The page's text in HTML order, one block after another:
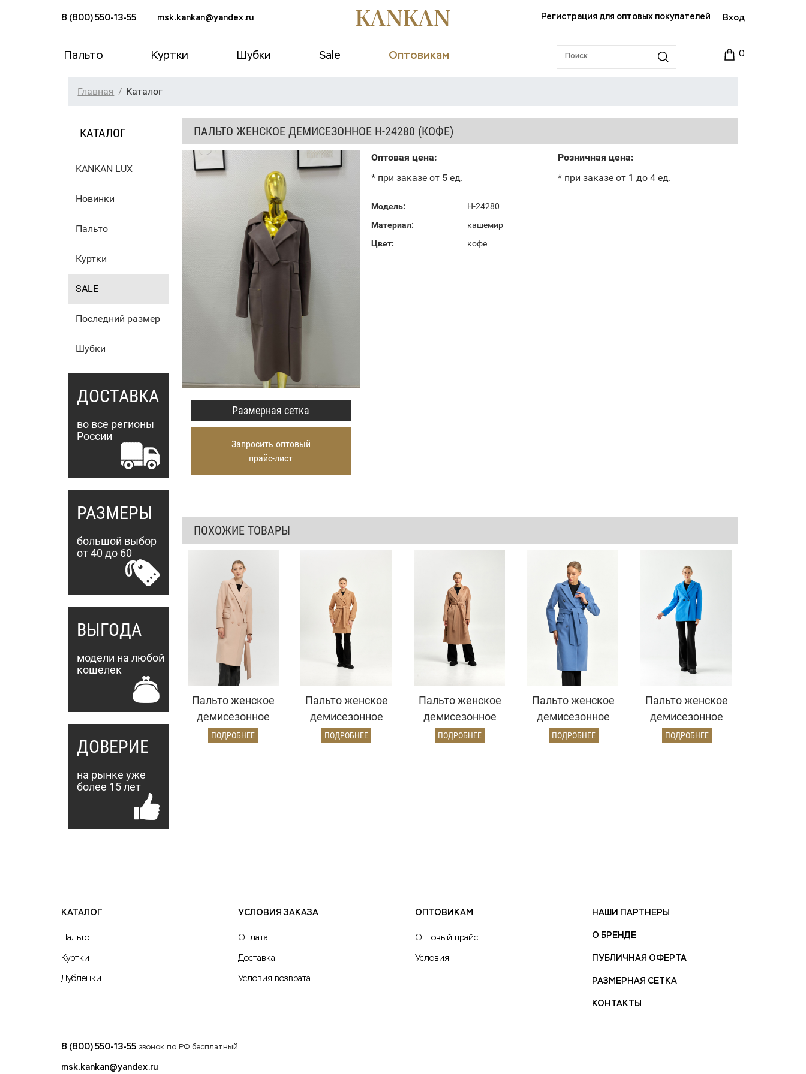
8 (800) 550-13-55 msk.kankan@yandex.ru Регистрация для оптовых покупателей Вход
Пальто Куртки Шубки Sale Оптовикам 0
Главная Каталог
КАТАЛОГ
KANKAN LUX
Новинки
Пальто
Куртки
SALE
Последний размер
Шубки
ДОСТАВКА
во все регионы
России
РАЗМЕРЫ
большой выбор
от 40 до 60
ВЫГОДА
модели на любой
кошелек
ДОВЕРИЕ
на рынке уже
более 15 лет
ПАЛЬТО ЖЕНСКОЕ ДЕМИСЕЗОННОЕ Н-24280 (КОФЕ)
Размерная сетка
Запросить оптовый
прайс-лист
Оптовая цена:
* при заказе от 5 ед.
Розничная цена:
* при заказе от 1 до 4 ед.
Модель:
Н-24280
Материал:
кашемир
Цвет:
кофе
ПОХОЖИЕ ТОВАРЫ
Пальто женское
демисезонное
25775 (кремовый)
ПОДРОБНЕЕ
Пальто женское
демисезонное
22970 (золото)
ПОДРОБНЕЕ
Пальто женское
демисезонное
26820 (кэмел
ПОДРОБНЕЕ
Пальто женское
демисезонное
25775 (серо-
ПОДРОБНЕЕ
Пальто женское
демисезонное
26860 (электрик)
ПОДРОБНЕЕ
КАТАЛОГ
Пальто
Куртки
Дубленки
УСЛОВИЯ ЗАКАЗА
Оплата
Доставка
Условия возврата
ОПТОВИКАМ
Оптовый прайс
Условия
НАШИ ПАРТНЕРЫ
О БРЕНДЕ
ПУБЛИЧНАЯ ОФЕРТА
РАЗМЕРНАЯ СЕТКА
КОНТАКТЫ
8 (800) 550-13-55 звонок по РФ бесплатный
msk.kankan@yandex.ru